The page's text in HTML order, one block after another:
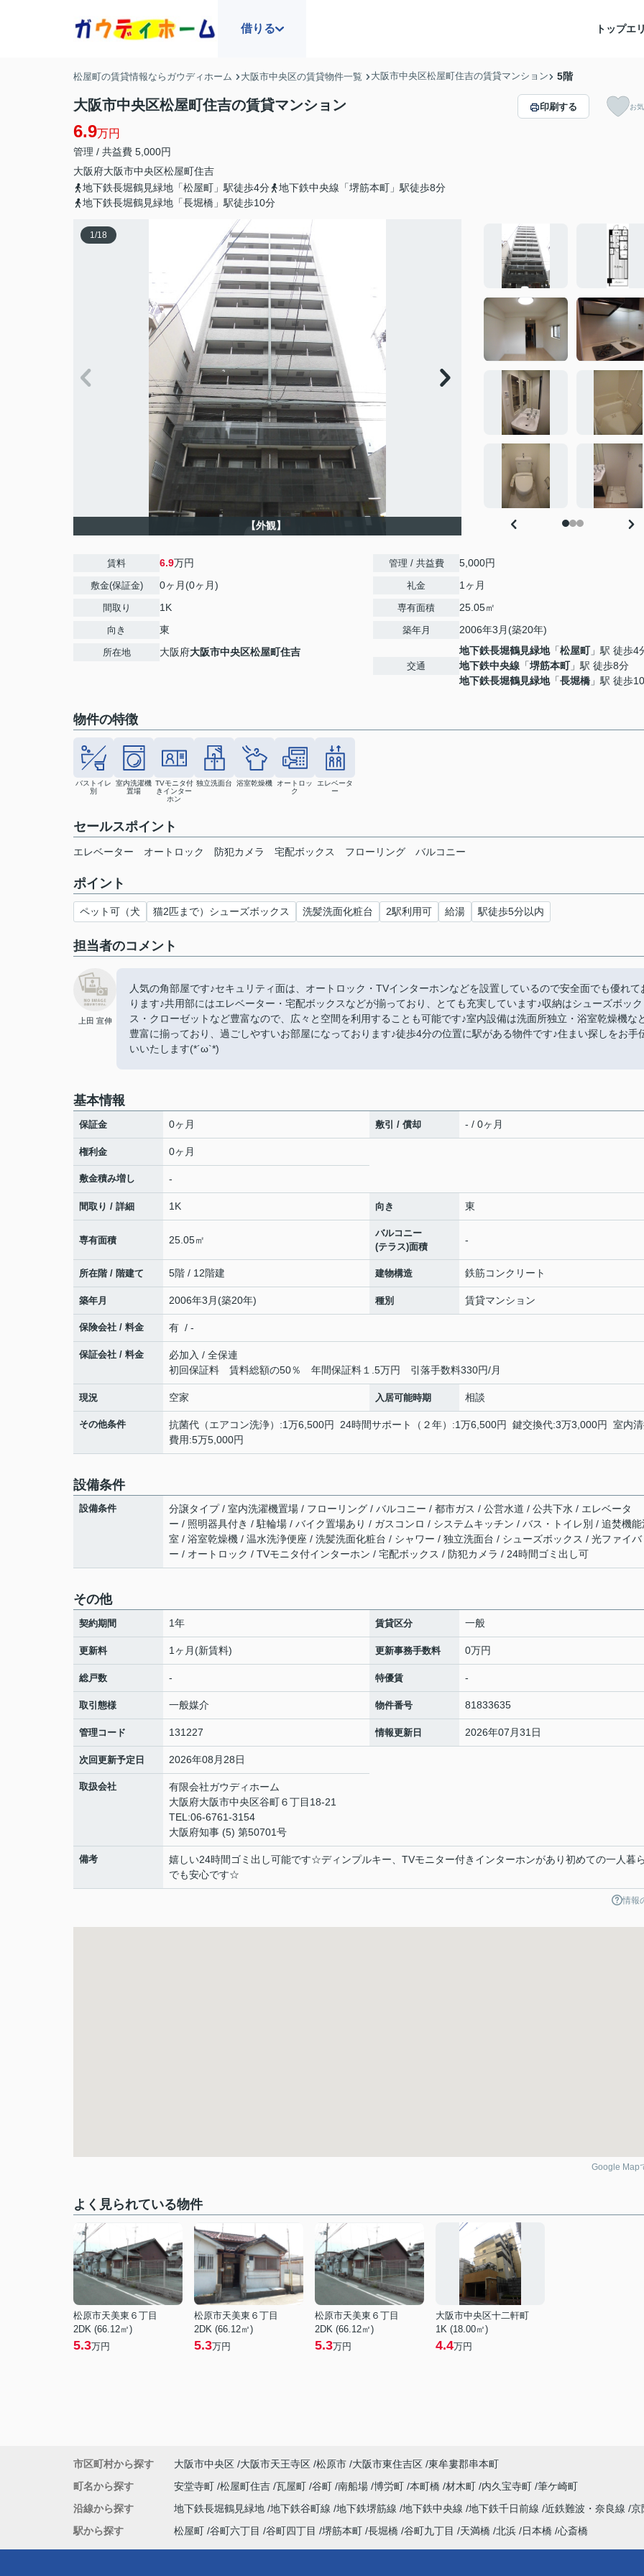
借りる トップエ
松屋町の賃貸情報ならガウディホーム 大阪市中央区の賃貸物件一覧 大阪市中央区松屋町住吉の賃貸マンション 5階
大阪市中央区松屋町住吉の賃貸マンション
6.9万円
管理 / 共益費 5,000円
大阪府大阪市中央区松屋町住吉
地下鉄長堀鶴見緑地「松屋町」駅徒歩4分
地下鉄中央線「堺筋本町」駅徒歩8分
地下鉄長堀鶴見緑地「長堀橋」駅徒歩10分
印刷する お
1/18
【外観】
賃料 6.9万円
敷金(保証金) 0ヶ月(0ヶ月)
間取り 1K
向き 東
所在地 大阪府大阪市中央区松屋町住吉
管理 / 共益費 5,000円
礼金 1ヶ月
専有面積 25.05㎡
築年月 2006年3月(築20年)
交通
地下鉄長堀鶴見緑地「松屋町」駅 徒歩4
地下鉄中央線 「堺筋本町」駅 徒歩8分
地下鉄長堀鶴見緑地「長堀橋 」駅 徒歩
物件の特徴
バストイレ
別
室内洗濯機
置場
TVモニタ付
きインター
ホン
独立洗面台 浴室乾燥機
オートロッ
ク
エレベータ
ー
セールスポイント
エレベーター オートロック 防犯カメラ 宅配ボックス フローリング バルコニー
ポイント
ペット可（犬 猫2匹まで）シューズボックス 洗髪洗面化粧台 2駅利用可 給湯 駅徒歩5分以内
担当者のコメント
上田 宣伸
人気の角部屋です♪セキュリティ面は、オートロック・TVインターホンなどを設置しているので安全面でも優れて
ります♪共用部にはエレベーター・宅配ボックスなどが揃っており、とても充実しています♪収納はシューズボック
ス・クローゼットなど豊富なので、広々と空間を利用することも可能です♪室内設備は洗面所独立・浴室乾燥機な
豊富に揃っており、過ごしやすいお部屋になっております♪徒歩4分の位置に駅がある物件です♪住まい探しをお手
いいたします(*´ω`*)
基本情報
保証金 0ヶ月 敷引 / 償却 - / 0ヶ月
権利金 0ヶ月
敷金積み増し -
間取り / 詳細 1K 向き 東
専有面積 25.05㎡
バルコニー
(テラス)面積
-
所在階 / 階建て 5階 / 12階建 建物構造 鉄筋コンクリート
築年月 2006年3月(築20年) 種別 賃貸マンション
保険会社 / 料金 有 / -
保証会社 / 料金
必加入 / 全保連
初回保証料 賃料総額の50％ 年間保証料１.5万円 引落手数料330円/月
現況 空家 入居可能時期 相談
その他条件
抗菌代（エアコン洗浄）:1万6,500円 24時間サポート（２年）:1万6,500円 鍵交換代:3万3,000円 室内
費用:5万5,000円
設備条件
設備条件
分譲タイプ / 室内洗濯機置場 / フローリング / バルコニー / 都市ガス / 公営水道 / 公共下水 / エレベータ
ー / 照明器具付き / 駐輪場 / バイク置場あり / ガスコンロ / システムキッチン / バス・トイレ別 / 追焚機能
室 / 浴室乾燥機 / 温水洗浄便座 / 洗髪洗面化粧台 / シャワー / 独立洗面台 / シューズボックス / 光ファイバ
ー / オートロック / TVモニタ付インターホン / 宅配ボックス / 防犯カメラ / 24時間ゴミ出し可
その他
契約期間 1年 賃貸区分 一般
更新料 1ヶ月(新賃料) 更新事務手数料 0万円
総戸数 - 特優賃 -
取引態様 一般媒介 物件番号 81833635
管理コード 131227 情報更新日 2026年07月31日
次回更新予定日 2026年08月28日
取扱会社
有限会社ガウディホーム
大阪府大阪市中央区谷町６丁目18-21
TEL:06-6761-3154
大阪府知事 (5) 第50701号
備考
嬉しい24時間ゴミ出し可能です☆ディンプルキー、TVモニター付きインターホンがあり初めての一人暮
でも安心です☆
情報
Google Map
よく見られている物件
松原市天美東６丁目
2DK (66.12㎡)
5.3万円
松原市天美東６丁目
2DK (66.12㎡)
5.3万円
松原市天美東６丁目
2DK (66.12㎡)
5.3万円
大阪市中央区十二軒町
1K (18.00㎡)
4.4万円
市区町村から探す 大阪市中央区 大阪市天王寺区 松原市 大阪市東住吉区 東牟婁郡串本町
町名から探す
安堂寺町 松屋町住吉 瓦屋町 谷町 南船場 博労町 本町橋 材木町 内久宝寺町 筆ケ崎町
沿線から探す
地下鉄長堀鶴見緑地 地下鉄谷町線 地下鉄堺筋線 地下鉄中央線 地下鉄千日前線 近鉄難波・奈良線 京
駅から探す
松屋町 谷町六丁目 谷町四丁目 堺筋本町 長堀橋 谷町九丁目 天満橋 北浜 日本橋 心斎橋